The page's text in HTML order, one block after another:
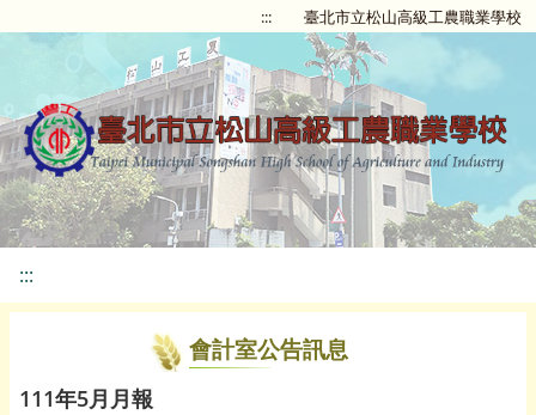
::: 臺北市立松山高級工農職業學校
:::
會計室公告訊息
111年5月月報